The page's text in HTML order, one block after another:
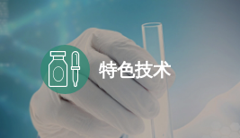
 特色技术